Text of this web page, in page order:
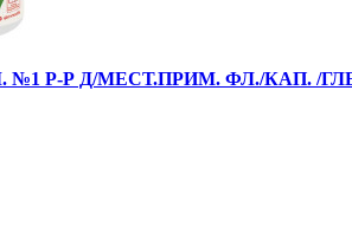
№1 Р-Р Д/МЕСТ.ПРИМ. ФЛ./КАП. /